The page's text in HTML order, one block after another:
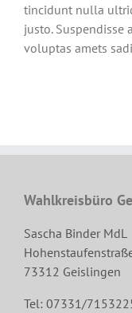
tincidunt nulla
justo. Suspendisse
voluptas amets
Wahlkreisbüro
Sascha Binder MdL
73312 Geislingen
Tel: 07331/